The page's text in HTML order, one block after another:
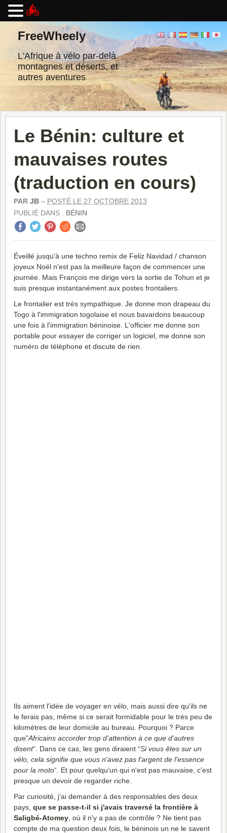
contenuFreeWheely
L'Afrique à vélo par-delà
montagnes et déserts, et
autres aventures
Le Bénin: culture et
mauvaises routes
(traduction en cours)
PAR JB – POSTÉ LE 27 OCTOBRE 2013
PUBLIÉ DANS : BÉNIN
Éveillé jusqu'à une techno remix de Feliz Navidad / chanson
joyeux Noël n'est pas la meilleure façon de commencer une
journée. Mais François me dirige vers la sortie de Tohun et je
suis presque instantanément aux postes frontaliers.
Le frontalier est très sympathique. Je donne mon drapeau du
Togo à l'immigration togolaise et nous bavardons beaucoup
une fois à l'immigration béninoise. L'officier me donne son
portable pour essayer de corriger un logiciel, me donne son
numéro de téléphone et discute de rien.
Ils aiment l'idée de voyager en vélo, mais aussi dire qu'ils ne
le ferais pas, même si ce serait formidable pour le très peu de
kilomètres de leur domicile au bureau. Pourquoi ? Parce
que"Africains accorder trop d'attention à ce que d'autres
disent“. Dans ce cas, les gens diraient “Si vous êtes sur un
vélo, cela signifie que vous n'avez pas l'argent de l'essence
pour la moto“. Et pour quelqu'un qui n'est pas mauvaise, c'est
presque un devoir de regarder riche.
Par curiosité, j’ai demander à des responsables des deux
pays, que se passe-t-il si j'avais traversé la frontière à
Saligbé-Atomey , où il n'y a pas de contrôle ? Ne tient pas
compte de ma question deux fois, le béninois un ne le savent